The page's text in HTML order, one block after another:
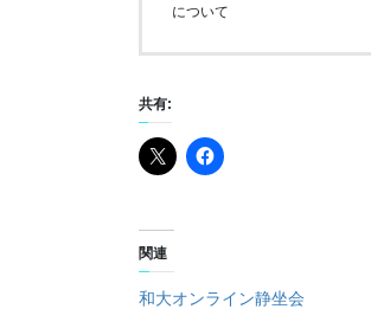
について
共有:
関連
和大オンライン静坐会